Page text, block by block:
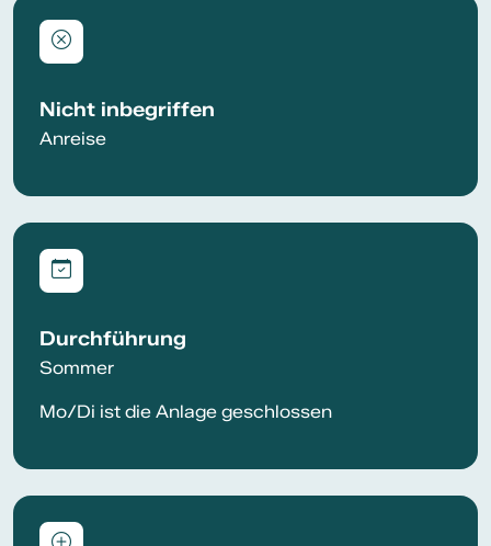
Nicht inbegriffen
Anreise
Durchführung
Sommer
Mo/Di ist die Anlage geschlossen